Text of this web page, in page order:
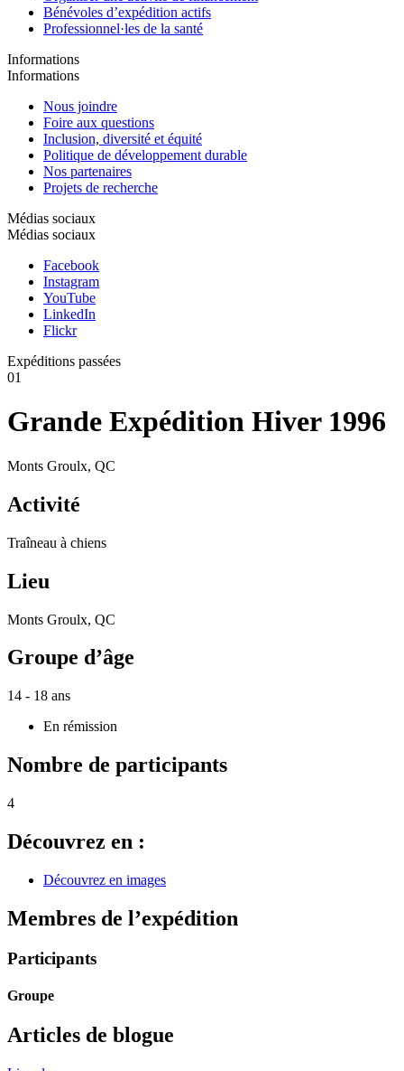
Bénévoles d’expédition actifs
Professionnel·les de la santé
Informations
Informations
Nous joindre
Foire aux questions
Inclusion, diversité et équité
Politique de développement durable
Nos partenaires
Projets de recherche
Médias sociaux
Médias sociaux
Facebook
Instagram
YouTube
LinkedIn
Flickr
Expéditions passées
01
Grande Expédition Hiver 1996
Monts Groulx, QC
Activité
Traîneau à chiens
Lieu
Monts Groulx, QC
Groupe d’âge
14 - 18 ans
En rémission
Nombre de participants
4
Découvrez en :
Découvrez en images
Membres de l’expédition
Participants
Groupe
Articles de blogue